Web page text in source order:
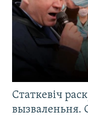
Статкевіч
вызваленьня.